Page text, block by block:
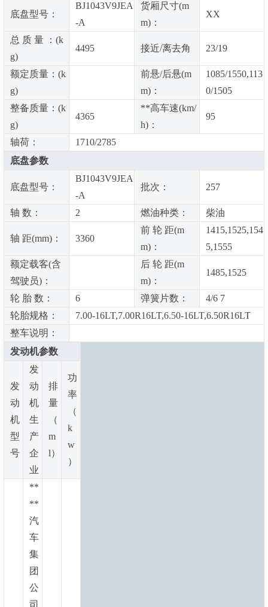
底盘型号：
BJ1043V9JEA
-A
货厢尺寸(m
m)：
XX
总 质 量 ：(k
g)
4495 接近/离去角 23/19
额定质量：(k
g)
前悬/后悬(m
m)：
1085/1550,113
0/1505
整备质量：(k
g)
4365
**高车速(km/
h)：
95
轴荷：
1710/2785
底盘参数
底盘型号：
BJ1043V9JEA
-A
批次： 257
轴 数： 2 燃油种类： 柴油
轴 距(mm)： 3360
前 轮 距(m
m)：
1415,1525,154
5,1555
额定载客(含
驾驶员)：
后 轮 距(m
m)：
1485,1525
轮 胎 数： 6 弹簧片数：
4/6 7
轮胎规格：
7.00-16LT,7.00R16LT,6.50-16LT,6.50R16LT
整车说明：
发动机参数
发
动
机
型
号
发
动
机
生
产
企
业
排
量
（
m
l）
功
率
（
k
w
）
**
**
汽
车
集
团
公
司